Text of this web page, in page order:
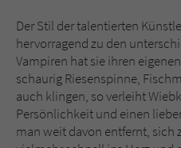
Der Stil der talentierten
hervorragend zu den
Vampiren hat sie ihren
schaurig Riesenspinne,
auch klingen, so verleiht
Persönlichkeit und einen
man weit davon entfernt, sich